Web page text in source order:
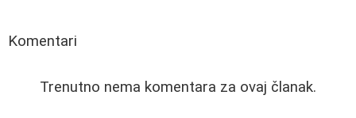
Komentari
Trenutno nema komentara za ovaj članak.